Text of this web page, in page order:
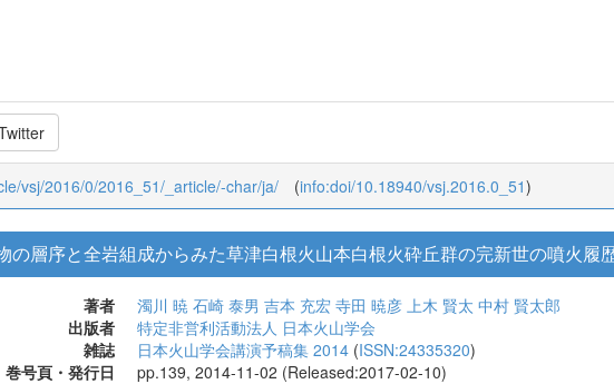
vsj/2016/0/2016_51/_article/-char/ja/ (info:doi/10.18940/vsj.2016.0_51)
の層序と全岩組成からみた草津白根火山本白根火砕丘群の完新世の噴火履
著者 濁川 暁 石崎 泰男 吉本 充宏 寺田 暁彦 上木 賢太 中村 賢太郎
出版者
特定非営利活動法人 日本火山学会
雑誌
日本火山学会講演予稿集 2014 (ISSN:24335320)
巻号頁・発行日
pp.139, 2014-11-02 (Released:2017-02-10)